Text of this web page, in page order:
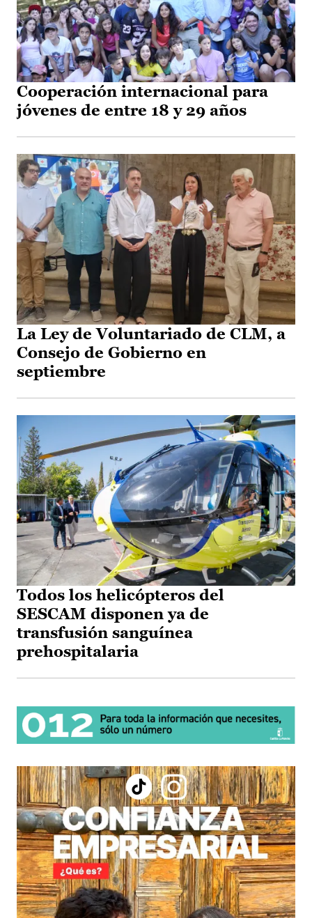
Cooperación internacional para
jóvenes de entre 18 y 29 años
La Ley de Voluntariado de CLM, a
Consejo de Gobierno en
septiembre
Todos los helicópteros del
SESCAM disponen ya de
transfusión sanguínea
prehospitalaria